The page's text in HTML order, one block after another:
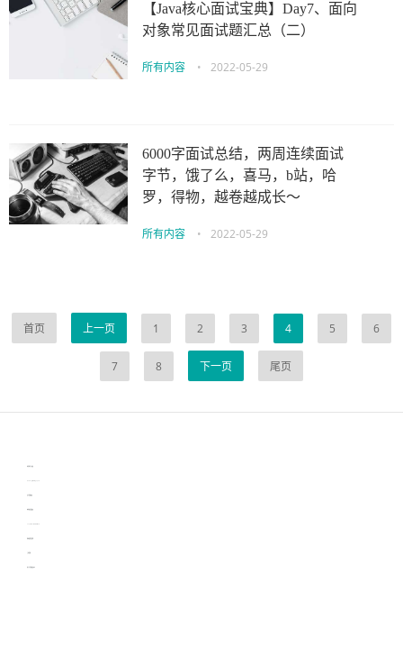
【Java核心面试宝典】Day7、面向
对象常见面试题汇总（二）
所有内容 • 2022-05-29
6000字面试总结，两周连续面试
字节，饿了么，喜马，b站，哈
罗，得物，越卷越成长～
所有内容 • 2022-05-29
首页 上一页 1 2 3 4 5 6
7 8 下一页 尾页